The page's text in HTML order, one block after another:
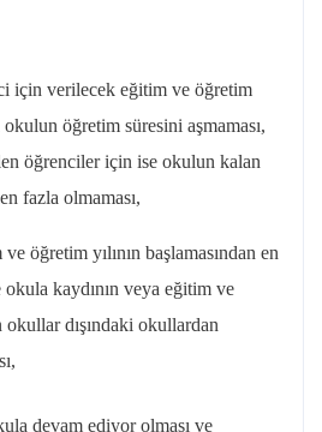
için verilecek eğitim ve öğretim
öğretim süresini aşmaması,
öğrenciler için ise okulun kalan
fazla olmaması,
öğretim yılının başlamasından en
kaydının veya eğitim ve
okullar dışındaki okullardan
devam ediyor olması ve